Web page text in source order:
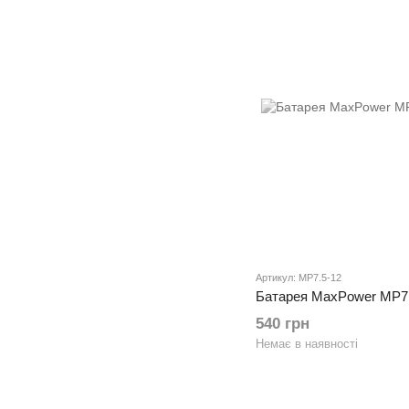
Артикул: MP7.5-12
Батарея MaxPower
540 грн
Немає в наявності